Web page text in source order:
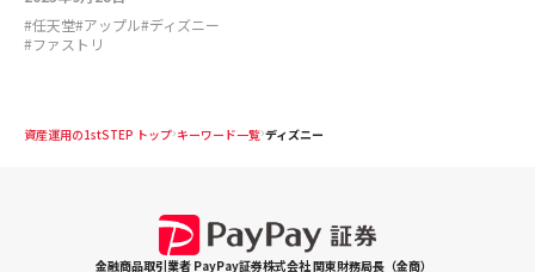
#任天堂#アップル#ディズニー
#ファストリ
資産運用の1stSTEP トップ キーワード一覧 ディズニー
金融商品取引業者 PayPay証券株式会社 関東財務局長（金商）